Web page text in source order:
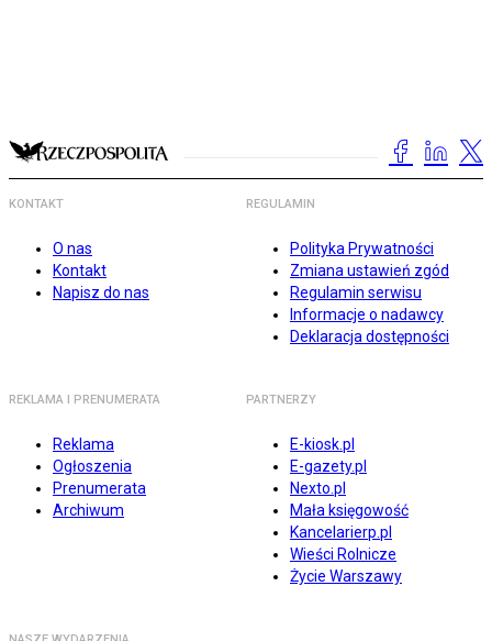
KONTAKT
O nas
Kontakt
Napisz do nas
REGULAMIN
Polityka Prywatności
Zmiana ustawień zgód
Regulamin serwisu
Informacje o nadawcy
Deklaracja dostępności
REKLAMA I PRENUMERATA
Reklama
Ogłoszenia
Prenumerata
Archiwum
PARTNERZY
E-kiosk.pl
E-gazety.pl
Nexto.pl
Mała księgowość
Kancelarierp.pl
Wieści Rolnicze
Życie Warszawy